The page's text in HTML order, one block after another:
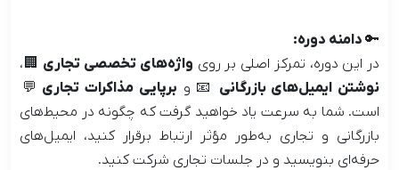
🔑 دامنه دوره:
در این دوره، تمرکز اصلی بر روی واژه‌های تخصصی تجاری 🏢،
نوشتن ایمیل‌های بازرگانی 📧 و برپایی مذاکرات تجاری 💬
است. شما به سرعت یاد خواهید گرفت که چگونه در محیط‌های
بازرگانی و تجاری به‌طور مؤثر ارتباط برقرار کنید، ایمیل‌های
حرفه‌ای بنویسید و در جلسات تجاری شرکت کنید.